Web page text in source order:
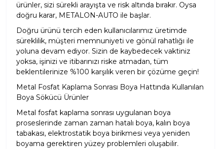
ürünler, sizi sürekli arayışta ve risk altında bırakır. Oysa
doğru karar, METALON-AUTO ile başlar.
Doğru ürünü tercih eden kullanıcılarımız üretimde
süreklilik, müşteri memnuniyeti ve gönül rahatlığı ile
yoluna devam ediyor. Sizin de kaybedecek vaktiniz
yoksa, işinizi ve itibarınızı riske atmadan, tüm
beklentilerinize %100 karşılık veren bir çözüme geçin!
Metal Fosfat Kaplama Sonrası Boya Hattında Kullanılan
Boya Sökücü Ürünler
Metal fosfat kaplama sonrası uygulanan boya
proseslerinde zaman zaman hatalı boya, kalın boya
tabakası, elektrostatik boya birikmesi veya yeniden
boyama gerektiren yüzey problemleri oluşabilir.